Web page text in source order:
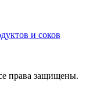
и соков
права защищены.